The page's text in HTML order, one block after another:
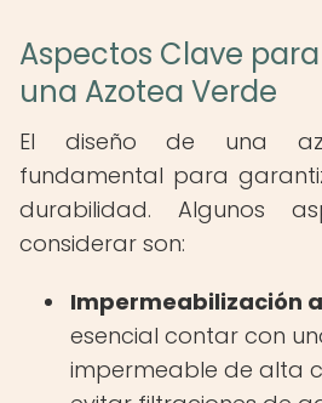
Aspectos Clave
una Azotea Verde
El diseño de una
fundamental para
durabilidad. Algunos
considerar son:
Impermeabilización
esencial contar con
impermeable de alta